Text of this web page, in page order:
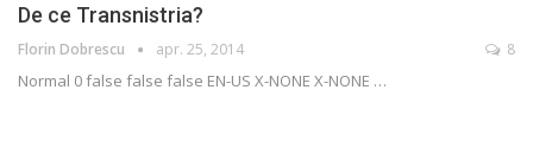
De ce Transnistria?
Florin Dobrescu apr. 25, 2014 8
Normal 0 false false false EN-US X-NONE X-NONE …